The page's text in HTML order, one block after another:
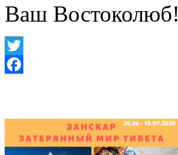
Ваш Востоколюб!
Twitter